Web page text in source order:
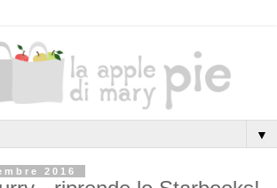
▼
2016